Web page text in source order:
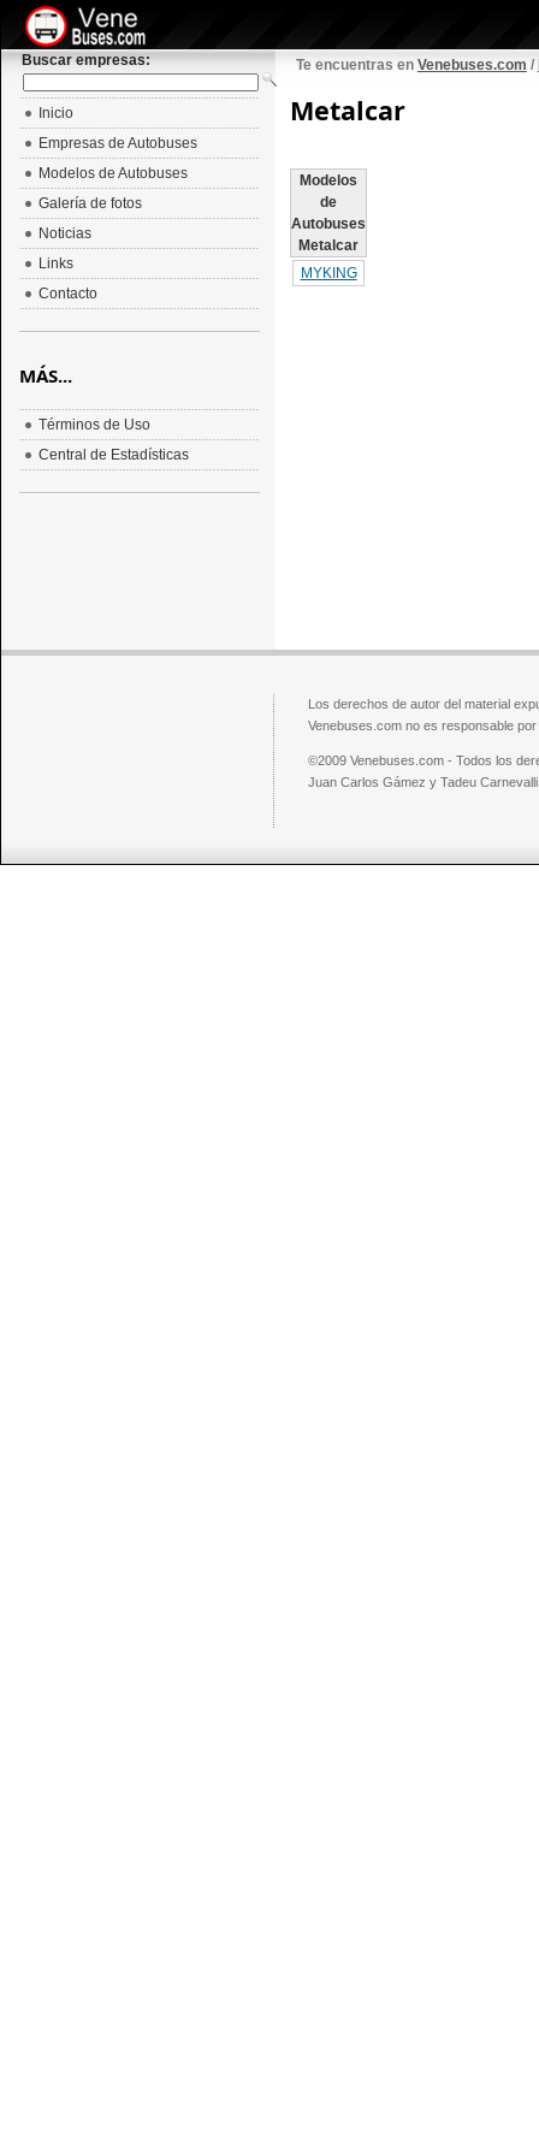
Buscar empresas: Te encuentras en Venebuses.com /
Metalcar
Modelos
de
Autobuses
Metalcar
MYKING
Inicio
Empresas de Autobuses
Modelos de Autobuses
Galería de fotos
Noticias
Links
Contacto
MÁS...
Términos de Uso
Central de Estadísticas
Los derechos de autor del material
Venebuses.com no es responsable
©2009 Venebuses.com - Todos los
Juan Carlos Gámez y Tadeu Carnevalli